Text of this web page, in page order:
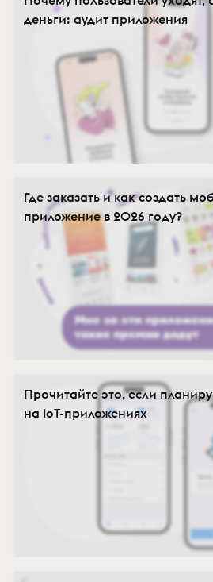
деньги: аудит приложения
Где заказать и как создать
приложение в 2026 году?
Прочитайте это, если
на IoT-приложениях